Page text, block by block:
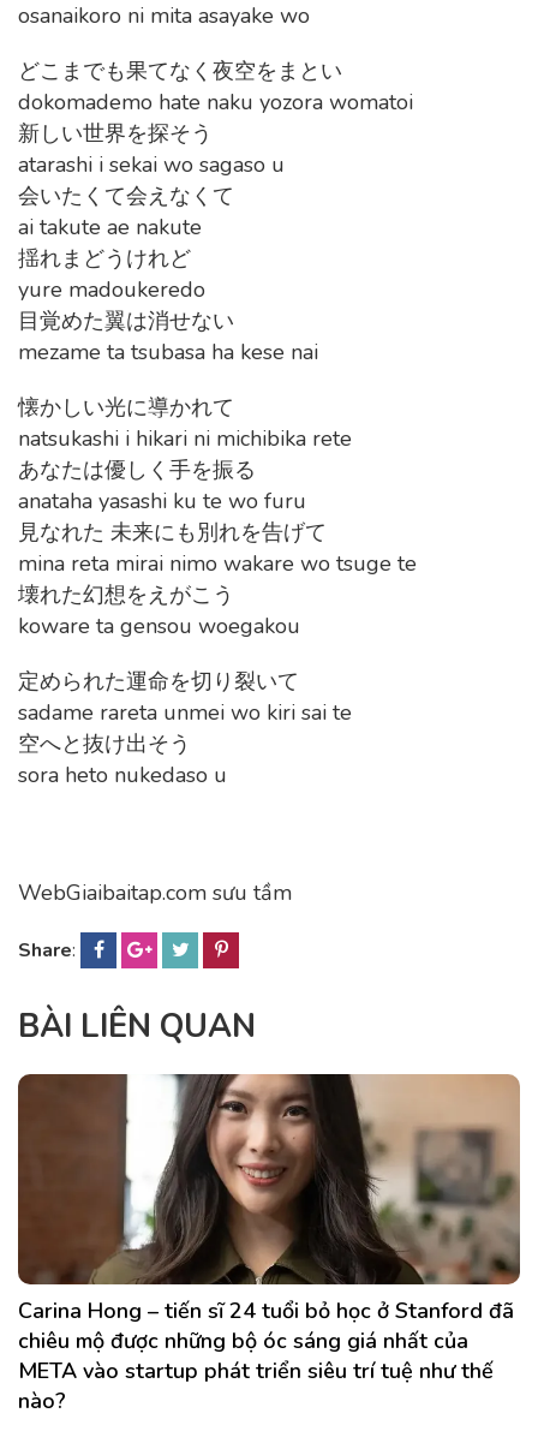
osanaikoro ni mita asayake wo
どこまでも果てなく夜空をまとい
dokomademo hate naku yozora womatoi
新しい世界を探そう
atarashi i sekai wo sagaso u
会いたくて会えなくて
ai takute ae nakute
揺れまどうけれど
yure madoukeredo
目覚めた翼は消せない
mezame ta tsubasa ha kese nai
懐かしい光に導かれて
natsukashi i hikari ni michibika rete
あなたは優しく手を振る
anataha yasashi ku te wo furu
見なれた 未来にも別れを告げて
mina reta mirai nimo wakare wo tsuge te
壊れた幻想をえがこう
koware ta gensou woegakou
定められた運命を切り裂いて
sadame rareta unmei wo kiri sai te
空へと抜け出そう
sora heto nukedaso u
WebGiaibaitap.com sưu tầm
Share:
BÀI LIÊN QUAN
Carina Hong – tiến sĩ 24 tuổi bỏ học ở Stanford đã
chiêu mộ được những bộ óc sáng giá nhất của
META vào startup phát triển siêu trí tuệ như thế
nào?